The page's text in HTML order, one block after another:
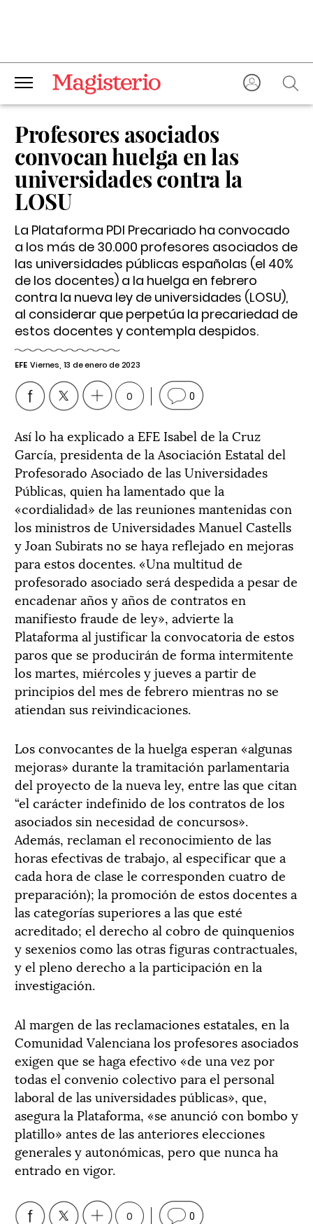
Profesores asociados
convocan huelga en las
universidades contra la
LOSU
La Plataforma PDI Precariado ha convocado
a los más de 30.000 profesores asociados de
las universidades públicas españolas (el 40%
de los docentes) a la huelga en febrero
contra la nueva ley de universidades (LOSU),
al considerar que perpetúa la precariedad de
estos docentes y contempla despidos.
EFE Viernes, 13 de enero de 2023
0 0
Así lo ha explicado a EFE Isabel de la Cruz
García, presidenta de la Asociación Estatal del
Profesorado Asociado de las Universidades
Públicas, quien ha lamentado que la
«cordialidad» de las reuniones mantenidas con
los ministros de Universidades Manuel Castells
y Joan Subirats no se haya reflejado en mejoras
para estos docentes. «Una multitud de
profesorado asociado será despedida a pesar de
encadenar años y años de contratos en
manifiesto fraude de ley», advierte la
Plataforma al justificar la convocatoria de estos
paros que se producirán de forma intermitente
los martes, miércoles y jueves a partir de
principios del mes de febrero mientras no se
atiendan sus reivindicaciones.
Los convocantes de la huelga esperan «algunas
mejoras» durante la tramitación parlamentaria
del proyecto de la nueva ley, entre las que citan
“el carácter indefinido de los contratos de los
asociados sin necesidad de concursos».
Además, reclaman el reconocimiento de las
horas efectivas de trabajo, al especificar que a
cada hora de clase le corresponden cuatro de
preparación); la promoción de estos docentes a
las categorías superiores a las que esté
acreditado; el derecho al cobro de quinquenios
y sexenios como las otras figuras contractuales,
y el pleno derecho a la participación en la
investigación.
Al margen de las reclamaciones estatales, en la
Comunidad Valenciana los profesores asociados
exigen que se haga efectivo «de una vez por
todas el convenio colectivo para el personal
laboral de las universidades públicas», que,
asegura la Plataforma, «se anunció con bombo y
platillo» antes de las anteriores elecciones
generales y autonómicas, pero que nunca ha
entrado en vigor.
0 0